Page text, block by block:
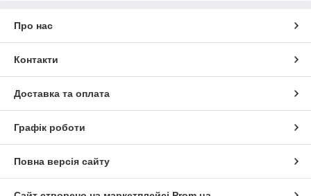
Про нас
Контакти
Доставка та оплата
Графік роботи
Повна версія сайту